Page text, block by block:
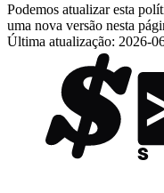
Podemos atualizar esta
uma nova versão nesta
Última atualização: 2026-